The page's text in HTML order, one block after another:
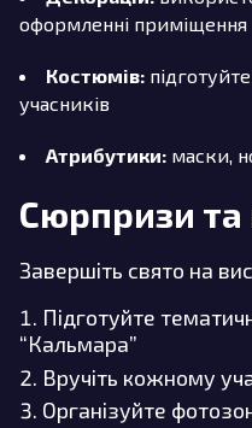
оформленні приміщення
Костюмів:
учасників
Атрибутики: маски,
Сюрпризи та
Завершіть свято на
Підготуйте
“Кальмара”
Вручіть кожному
Організуйте